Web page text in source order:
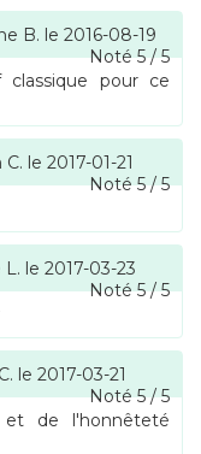
B. le 2016-08-19
Noté5/5
pour ce
C. le 2017-01-21
Noté5/5
L. le 2017-03-23
Noté5/5
le 2017-03-21
Noté5/5
et de l'honnêteté